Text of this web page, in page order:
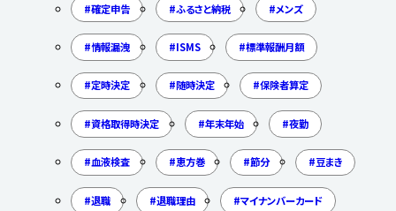
確定申告 ふるさと納税 メンズ
情報漏洩 ISMS 標準報酬月額
定時決定 随時決定 保険者算定
資格取得時決定 年末年始 夜勤
血液検査 恵方巻 節分 豆まき
退職 退職理由 マイナンバーカード